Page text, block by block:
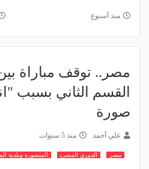
منذ أسبوع
مصر.. توقف مباراة
القسم الثاني بسبب
صورة
علي أحمد منذ 5 سنوات
مصر الدوري المصري المنصورة وبلدية